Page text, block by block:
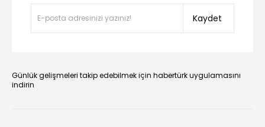
Kaydet
Günlük gelişmeleri takip edebilmek için habertürk uygulamasını
indirin